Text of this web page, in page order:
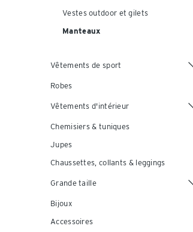
Vestes outdoor et gilets
Manteaux
Vêtements de sport
Robes
Vêtements d'intérieur
Chemisiers & tuniques
Jupes
Chaussettes, collants & leggings
Grande taille
Bijoux
Accessoires